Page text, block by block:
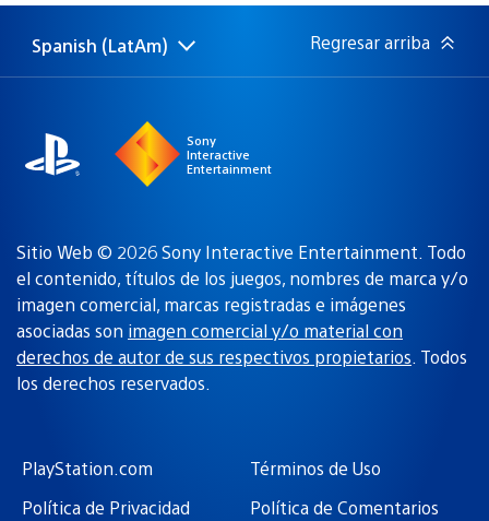
publicación:
Elige
una
Región
actual:
Spanish (LatAm) Regresar arriba
Sony
Interactive
Entertainment
Sitio Web © 2026 Sony Interactive Entertainment. Todo
el contenido, títulos de los juegos, nombres de marca y/o
imagen comercial, marcas registradas e imágenes
asociadas son imagen comercial y/o material con
derechos de autor de sus respectivos propietarios. Todos
los derechos reservados.
PlayStation.com
Términos de Uso
Política de Privacidad
Política de Comentarios